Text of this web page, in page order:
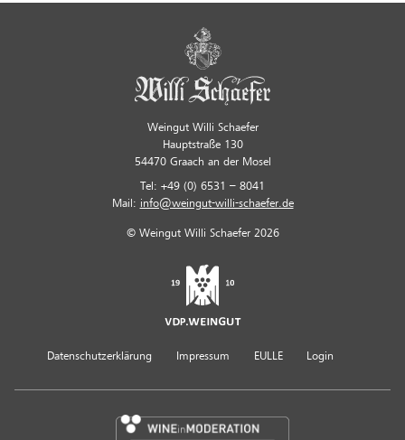
Weingut Willi Schaefer
Hauptstraße 130
54470 Graach an der Mosel
Tel: +49 (0) 6531 – 8041
Mail: info@weingut-willi-schaefer.de
© Weingut Willi Schaefer 2026
Datenschutzerklärung Impressum EULLE Login
Wine In Moderation